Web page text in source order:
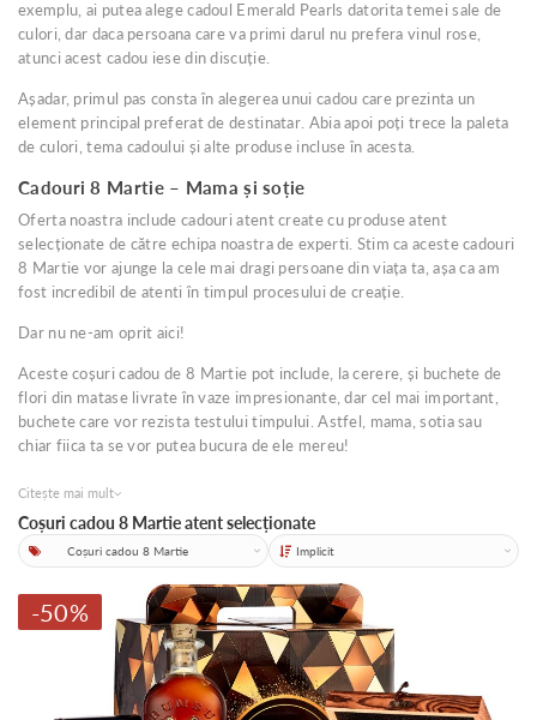
exemplu, ai putea alege cadoul Emerald Pearls datorita temei sale de
culori, dar daca persoana care va primi darul nu prefera vinul rose,
atunci acest cadou iese din discuție.
Așadar, primul pas consta în alegerea unui cadou care prezinta un
element principal preferat de destinatar. Abia apoi poți trece la paleta
de culori, tema cadoului și alte produse incluse în acesta.
Cadouri 8 Martie – Mama și soție
Oferta noastra include cadouri atent create cu produse atent
selecționate de către echipa noastra de experti. Stim ca aceste cadouri
8 Martie vor ajunge la cele mai dragi persoane din viața ta, așa ca am
fost incredibil de atenti în timpul procesului de creație.
Dar nu ne-am oprit aici!
Aceste coșuri cadou de 8 Martie pot include, la cerere, și buchete de
flori din matase livrate în vaze impresionante, dar cel mai important,
buchete care vor rezista testului timpului. Astfel, mama, sotia sau
chiar fiica ta se vor putea bucura de ele mereu!
Citește mai mult
Coșuri cadou 8 Martie atent selecționate
Categorii Sortare
-50%